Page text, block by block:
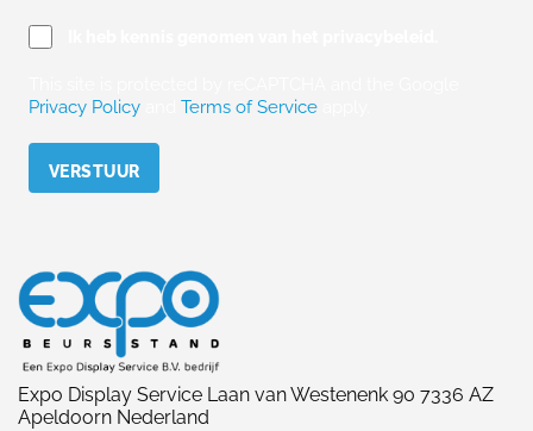
Privacy Policy
Terms of Service
Expo Display Service Laan van Westenenk 90 7336 AZ
Apeldoorn Nederland